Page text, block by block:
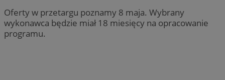
Oferty w przetargu poznamy 8 maja. Wybrany
wykonawca będzie miał 18 miesięcy na opracowanie
programu.